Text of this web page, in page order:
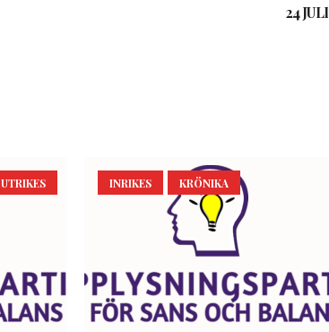
24 JULI
UTRIKES INRIKES KRÖNIKA